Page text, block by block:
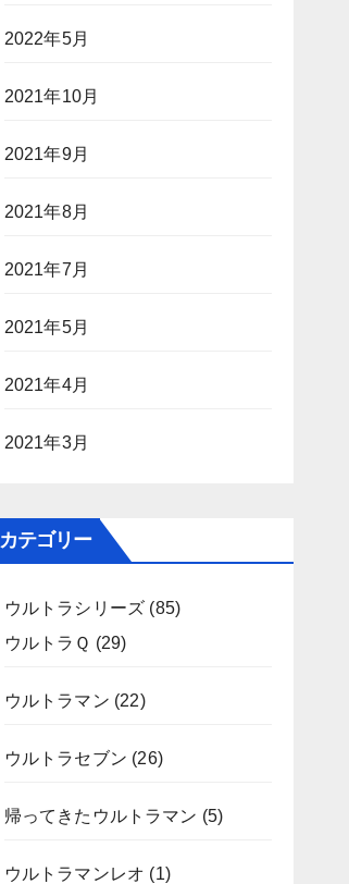
2022年5月
2021年10月
2021年9月
2021年8月
2021年7月
2021年5月
2021年4月
2021年3月
カテゴリー
ウルトラシリーズ (85)
ウルトラＱ (29)
ウルトラマン (22)
ウルトラセブン (26)
帰ってきたウルトラマン (5)
ウルトラマンレオ (1)